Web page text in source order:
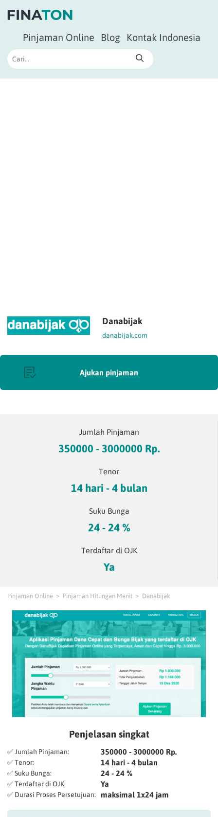
Pinjaman Online Blog Kontak Indonesia
Danabijak
danabijak.com
Ajukan pinjaman
Jumlah Pinjaman
350000 - 3000000 Rp.
Tenor
14 hari - 4 bulan
Suku Bunga
24 - 24 %
Terdaftar di OJK
Ya
Pinjaman Online Pinjaman Hitungan Menit Danabijak
Penjelasan singkat
✅ Jumlah Pinjaman: 350000 - 3000000 Rp.
✅ Tenor: 14 hari - 4 bulan
✅ Suku Bunga: 24 - 24 %
✅ Terdaftar di OJK: Ya
✅ Durasi Proses Persetujuan: maksimal 1x24 jam